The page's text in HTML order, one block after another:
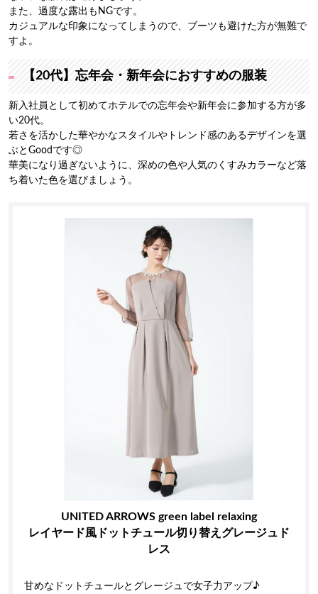
また、過度な露出もNGです。
カジュアルな印象になってしまうので、ブーツも避けた方が無難で
すよ。
【20代】忘年会・新年会におすすめの服装
新入社員として初めてホテルでの忘年会や新年会に参加する方が多
い20代。
若さを活かした華やかなスタイルやトレンド感のあるデザインを選
ぶとGoodです◎
華美になり過ぎないように、深めの色や人気のくすみカラーなど落
ち着いた色を選びましょう。
UNITED ARROWS green label relaxing
レイヤード風ドットチュール切り替えグレージュド
レス
甘めなドットチュールとグレージュで女子力アップ♪